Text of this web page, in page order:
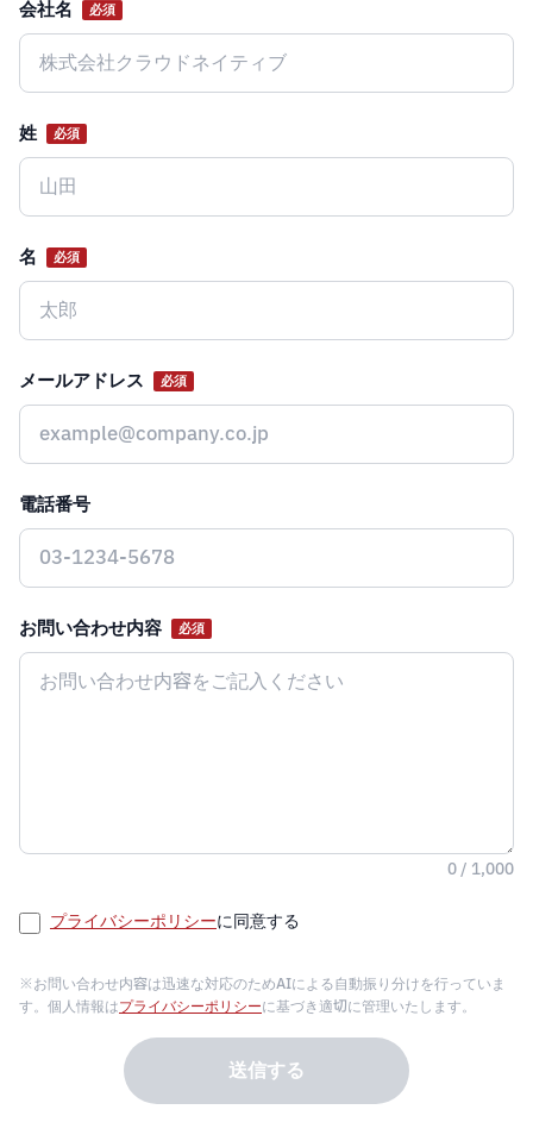
会社名 必須
姓 必須
名 必須
メールアドレス 必須
電話番号
お問い合わせ内容 必須
0 / 1,000
プライバシーポリシーに同意する
※お問い合わせ内容は迅速な対応のためAIによる自動振り分けを行っていま
す。個人情報はプライバシーポリシーに基づき適切に管理いたします。
送信する